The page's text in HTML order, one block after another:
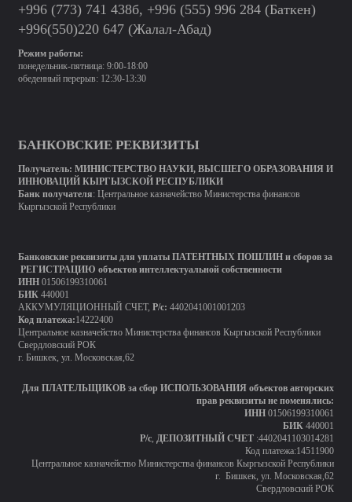
+996 (773) 741 438б, +996 (555) 996 284 (Баткен)
+996(550)220 647 (Жалал-Абад)
Режим работы:
понедельник-пятница: 9:00-18:00
обеденный перерыв: 12:30-13:30
БАНКОВСКИЕ РЕКВИЗИТЫ
Получатель: МИНИСТЕРСТВО НАУКИ, ВЫСШЕГО ОБРАЗОВАНИЯ И
ИННОВАЦИЙ КЫРГЫЗСКОЙ РЕСПУБЛИКИ
Банк получателя: Центральное казначейство Министерства финансов
Кыргызской Республики
Банковские реквизиты для уплаты ПАТЕНТНЫХ ПОШЛИН и сборов за
РЕГИСТРАЦИЮ объектов интеллектуальной собственности
ИНН01506199310061
БИК440001
АККУМУЛЯЦИОННЫЙ СЧЕТ,Р/с: 4402041001001203
Код платежа:14222400
Центральное казначейство Министерства финансов Кыргызской Республики
Свердловский РОК
г. Бишкек, ул. Московская,62
Для ПЛАТЕЛЬЩИКОВ за сбор ИСПОЛЬЗОВАНИЯ объектов авторских
прав реквизиты не поменялись:
ИНН 01506199310061
БИК 440001
Р/с, ДЕПОЗИТНЫЙ СЧЕТ:4402041103014281
Код платежа:14511900
Центральное казначейство Министерства финансов Кыргызской Республики
г. Бишкек, ул. Московская,62
Свердловский РОК